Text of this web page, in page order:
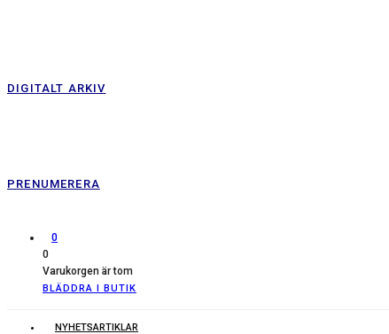
DIGITALT ARKIV
PRENUMERERA
0
0
Varukorgen är tom
BLÄDDRA I BUTIK
NYHETSARTIKLAR